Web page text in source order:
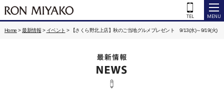
Home >最新情報 > イベント > 【さくら野北上店】秋のご当地グルメプレゼント 9/13(水)～9/19(火)